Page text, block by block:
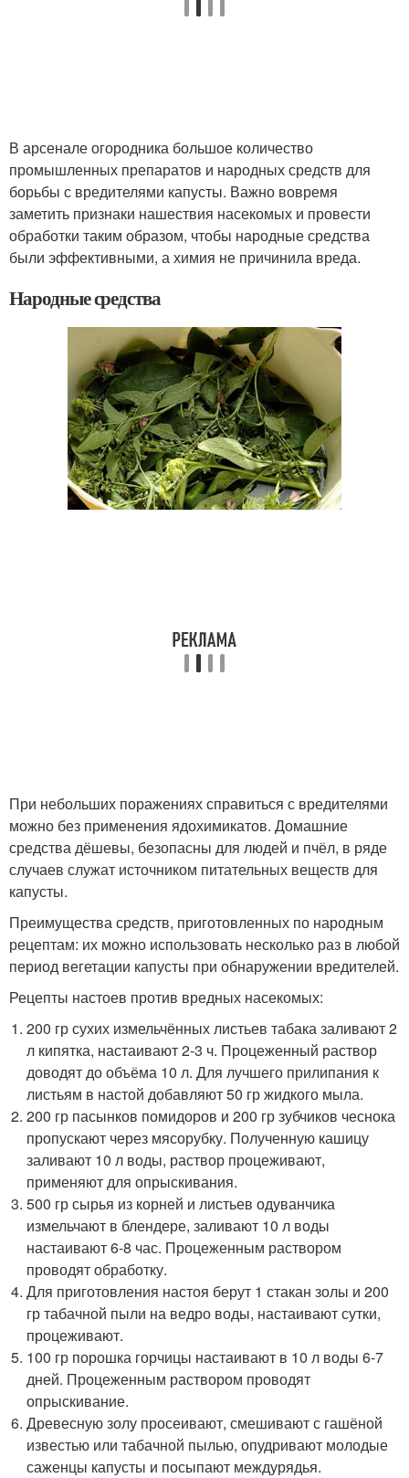
В арсенале огородника большое количество
промышленных препаратов и народных средств для
борьбы с вредителями капусты. Важно вовремя
заметить признаки нашествия насекомых и провести
обработки таким образом, чтобы народные средства
были эффективными, а химия не причинила вреда.
Народные средства
При небольших поражениях справиться с вредителями
можно без применения ядохимикатов. Домашние
средства дёшевы, безопасны для людей и пчёл, в ряде
случаев служат источником питательных веществ для
капусты.
Преимущества средств, приготовленных по народным
рецептам: их можно использовать несколько раз в любой
период вегетации капусты при обнаружении вредителей.
Рецепты настоев против вредных насекомых:
200 гр сухих измельчённых листьев табака заливают 2
л кипятка, настаивают 2-3 ч. Процеженный раствор
доводят до объёма 10 л. Для лучшего прилипания к
листьям в настой добавляют 50 гр жидкого мыла.
200 гр пасынков помидоров и 200 гр зубчиков чеснока
пропускают через мясорубку. Полученную кашицу
заливают 10 л воды, раствор процеживают,
применяют для опрыскивания.
500 гр сырья из корней и листьев одуванчика
измельчают в блендере, заливают 10 л воды
настаивают 6-8 час. Процеженным раствором
проводят обработку.
Для приготовления настоя берут 1 стакан золы и 200
гр табачной пыли на ведро воды, настаивают сутки,
процеживают.
100 гр порошка горчицы настаивают в 10 л воды 6-7
дней. Процеженным раствором проводят
опрыскивание.
Древесную золу просеивают, смешивают с гашёной
известью или табачной пылью, опудривают молодые
саженцы капусты и посыпают междурядья.